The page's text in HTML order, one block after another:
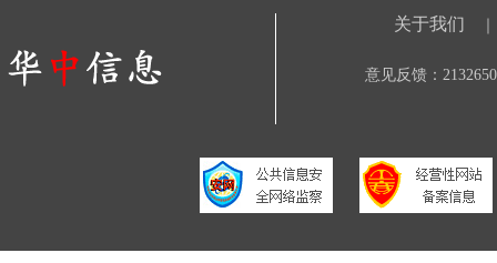
关于我们
意见反馈：